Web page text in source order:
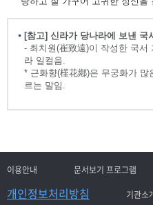
[참고] 신라가 당나라에 보낸 국
- 최치원(崔致遠)이 작성한 국서
라 일컬음.
* 근화향(槿花鄕)은 무궁화가
르는 말임.
이용안내 문서보기 프로그램
개인정보처리방침 기관소